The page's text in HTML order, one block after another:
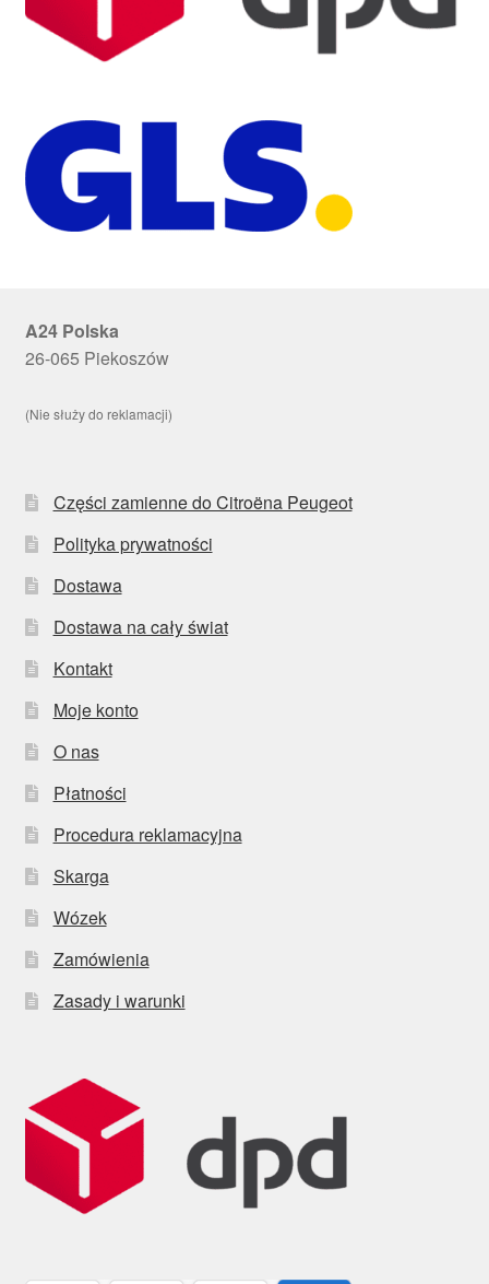
A24 Polska
26-065 Piekoszów
(Nie służy do reklamacji)
Części zamienne do Citroëna Peugeot
Polityka prywatności
Dostawa
Dostawa na cały świat
Kontakt
Moje konto
O nas
Płatności
Procedura reklamacyjna
Skarga
Wózek
Zamówienia
Zasady i warunki